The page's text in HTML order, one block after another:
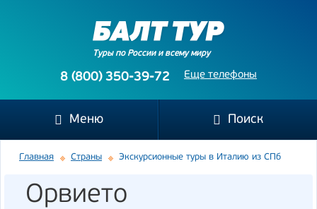
Туры по России и всему миру
Еще телефоны
8 (800) 350-39-72
Меню Поиск
Главная Страны Экскурсионные туры в Италию из СПб
Орвието